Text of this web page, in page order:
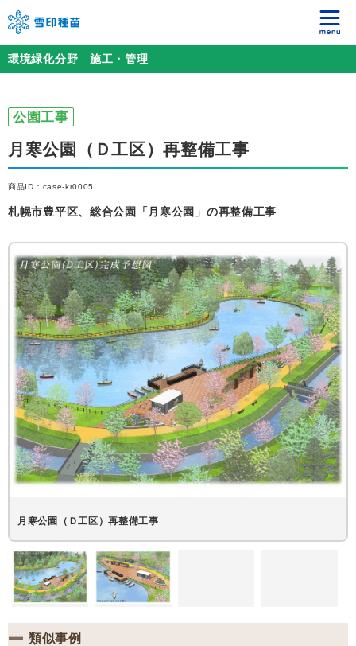
環境緑化分野 施工・管理
公園工事
月寒公園（Ｄ工区）再整備工事
商品ID：case-kr0005
札幌市豊平区、総合公園「月寒公園」の再整備工事
月寒公園（Ｄ工区）再整備工事
類似事例